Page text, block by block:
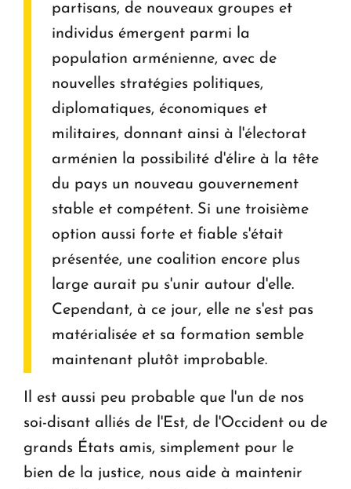
partisans, de nouveaux groupes et
individus émergent parmi la
population arménienne, avec de
nouvelles stratégies politiques,
diplomatiques, économiques et
militaires, donnant ainsi à l'électorat
arménien la possibilité d'élire à la tête
du pays un nouveau gouvernement
stable et compétent. Si une troisième
option aussi forte et fiable s'était
présentée, une coalition encore plus
large aurait pu s'unir autour d'elle.
Cependant, à ce jour, elle ne s'est pas
matérialisée et sa formation semble
maintenant plutôt improbable.
Il est aussi peu probable que l'un de nos
soi-disant alliés de l'Est, de l'Occident ou de
grands États amis, simplement pour le
bien de la justice, nous aide à maintenir